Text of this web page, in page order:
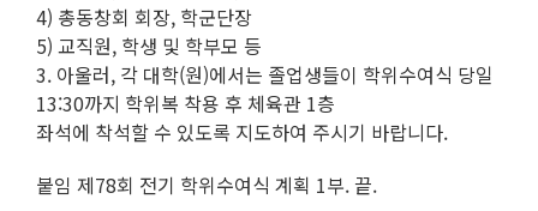
4) 총동창회 회장, 학군단장
5) 교직원, 학생 및 학부모 등
3. 아울러, 각 대학(원)에서는 졸업생들이 학위수여식 당일
13:30까지 학위복 착용 후 체육관 1층
좌석에 착석할 수 있도록 지도하여 주시기 바랍니다.
붙임 제78회 전기 학위수여식 계획 1부. 끝.